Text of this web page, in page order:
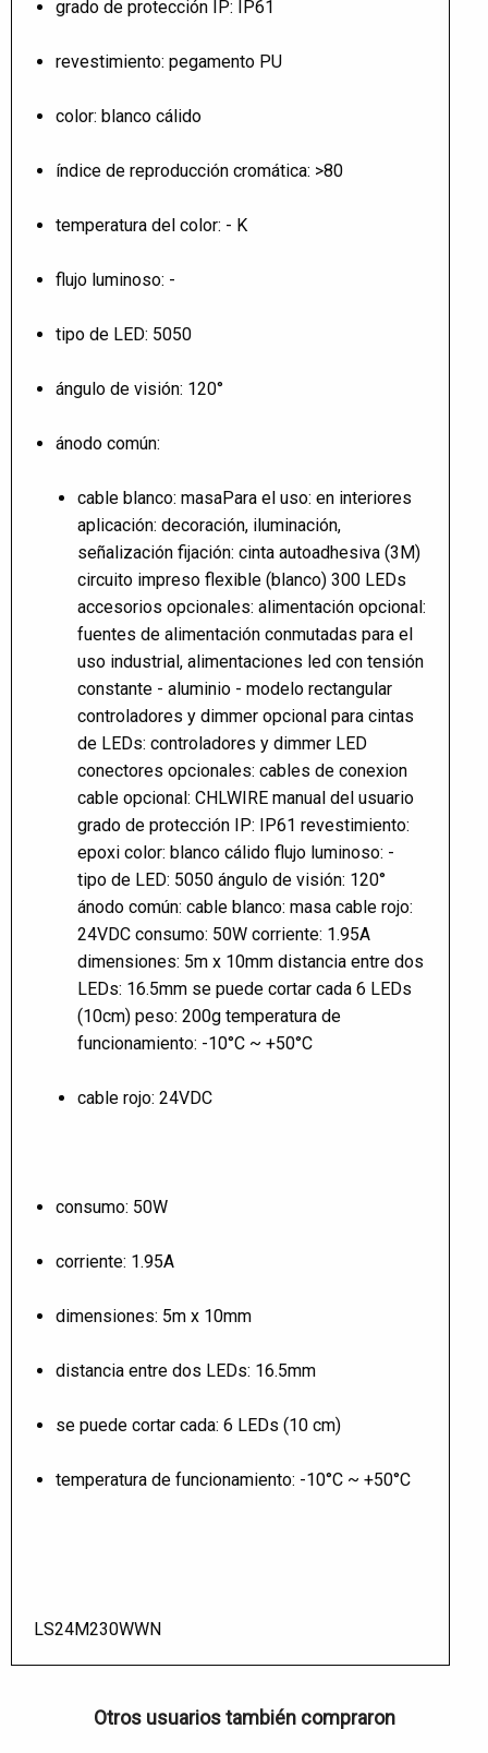
grado de protección IP: IP61
revestimiento: pegamento PU
color: blanco cálido
índice de reproducción cromática: >80
temperatura del color: - K
flujo luminoso: -
tipo de LED: 5050
ángulo de visión: 120°
ánodo común:
cable blanco: masaPara el uso: en interiores
aplicación: decoración, iluminación,
señalización fijación: cinta autoadhesiva (3M)
circuito impreso flexible (blanco) 300 LEDs
accesorios opcionales: alimentación opcional:
fuentes de alimentación conmutadas para el
uso industrial, alimentaciones led con tensión
constante - aluminio - modelo rectangular
controladores y dimmer opcional para cintas
de LEDs: controladores y dimmer LED
conectores opcionales: cables de conexion
cable opcional: CHLWIRE manual del usuario
grado de protección IP: IP61 revestimiento:
epoxi color: blanco cálido flujo luminoso: -
tipo de LED: 5050 ángulo de visión: 120°
ánodo común: cable blanco: masa cable rojo:
24VDC consumo: 50W corriente: 1.95A
dimensiones: 5m x 10mm distancia entre dos
LEDs: 16.5mm se puede cortar cada 6 LEDs
(10cm) peso: 200g temperatura de
funcionamiento: -10°C ~ +50°C
cable rojo: 24VDC
consumo: 50W
corriente: 1.95A
dimensiones: 5m x 10mm
distancia entre dos LEDs: 16.5mm
se puede cortar cada: 6 LEDs (10 cm)
temperatura de funcionamiento: -10°C ~ +50°C
LS24M230WWN
Otros usuarios también compraron